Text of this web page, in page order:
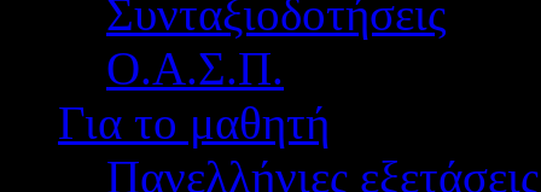
Συνταξιοδοτήσεις
Ο.Α.Σ.Π.
Για το μαθητή
Πανελλήνιες εξετάσεις